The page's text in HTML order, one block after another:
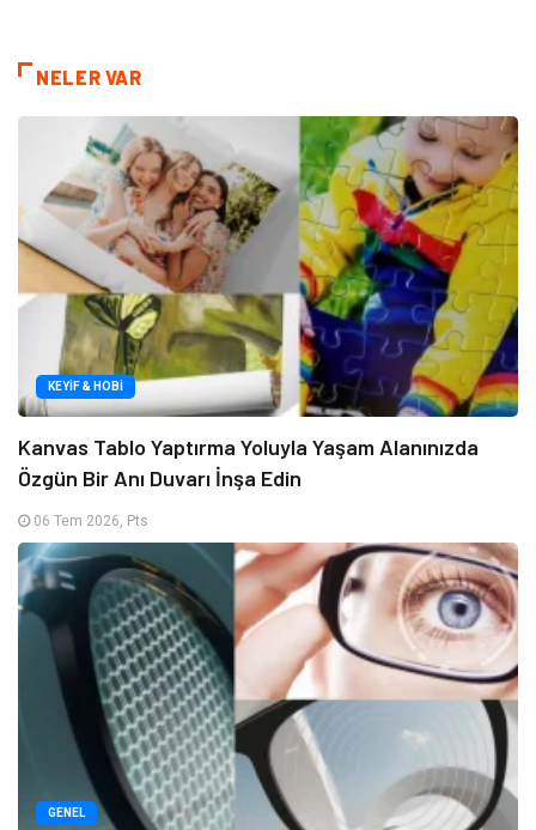
NELER VAR
KEYIF & HOBI
Kanvas Tablo Yaptırma Yoluyla Yaşam Alanınızda
Özgün Bir Anı Duvarı İnşa Edin
06 Tem 2026, Pts
GENEL